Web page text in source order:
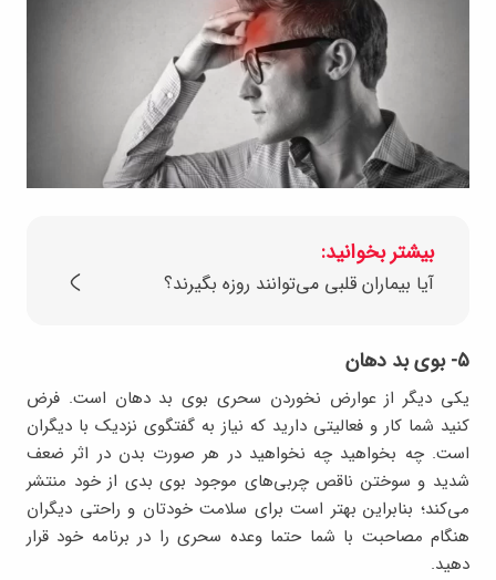
بیشتر بخوانید:
آیا بیماران قلبی می‌توانند روزه بگیرند؟
۵- بوی بد دهان
یکی دیگر از عوارض نخوردن سحری بوی بد دهان است. فرض
کنید شما کار و فعالیتی دارید که نیاز به گفتگوی نزدیک با دیگران
است. چه بخواهید چه نخواهید در هر صورت بدن در اثر ضعف
شدید و سوختن ناقص چربی‌های موجود بوی بدی از خود منتشر
می‌کند؛ بنابراین بهتر است برای سلامت خودتان و راحتی دیگران
هنگام مصاحبت با شما حتما وعده سحری را در برنامه خود قرار
دهید.